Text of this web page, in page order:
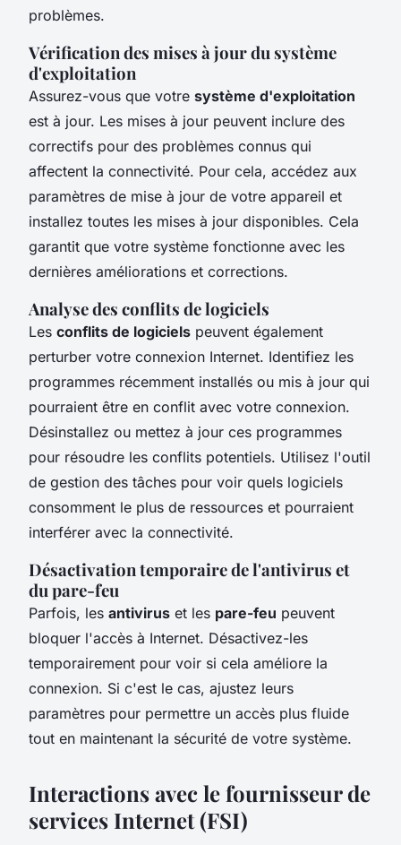
problèmes.
Vérification des mises à jour du système
d'exploitation
Assurez-vous que votre système d'exploitation
est à jour. Les mises à jour peuvent inclure des
correctifs pour des problèmes connus qui
affectent la connectivité. Pour cela, accédez aux
paramètres de mise à jour de votre appareil et
installez toutes les mises à jour disponibles. Cela
garantit que votre système fonctionne avec les
dernières améliorations et corrections.
Analyse des conflits de logiciels
Les conflits de logiciels peuvent également
perturber votre connexion Internet. Identifiez les
programmes récemment installés ou mis à jour qui
pourraient être en conflit avec votre connexion.
Désinstallez ou mettez à jour ces programmes
pour résoudre les conflits potentiels. Utilisez l'outil
de gestion des tâches pour voir quels logiciels
consomment le plus de ressources et pourraient
interférer avec la connectivité.
Désactivation temporaire de l'antivirus et
du pare-feu
Parfois, les antivirus et les pare-feu peuvent
bloquer l'accès à Internet. Désactivez-les
temporairement pour voir si cela améliore la
connexion. Si c'est le cas, ajustez leurs
paramètres pour permettre un accès plus fluide
tout en maintenant la sécurité de votre système.
Interactions avec le fournisseur de
services Internet (FSI)